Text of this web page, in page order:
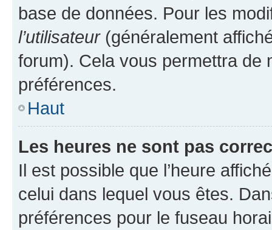
base de données. Pour les
l’utilisateur(généralement
forum). Cela vous permettra de
préférences.
Haut
Les heures ne sont pas
Il est possible que l’heure
celui dans lequel vous êtes.
préférences pour le fuseau